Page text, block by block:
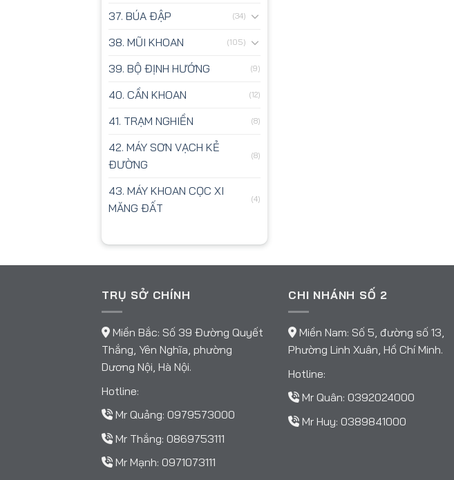
37. BÚA ĐẬP (34)
38. MŨI KHOAN (105)
39. BỘ ĐỊNH HƯỚNG (9)
40. CẦN KHOAN (12)
41. TRẠM NGHIỀN (8)
42. MÁY SƠN VẠCH KẺ
ĐƯỜNG
(8)
43. MÁY KHOAN CỌC XI
MĂNG ĐẤT
(4)
TRỤ SỞ CHÍNH
Miền Bắc: Số 39 Đường Quyết
Thắng, Yên Nghĩa, phường
Dương Nội, Hà Nội.
Hotline:
Mr Quảng: 0979573000
Mr Thắng: 0869753111
Mr Mạnh: 0971073111
CHI NHÁNH SỐ 2
Miền Nam: Số 5, đường số 13,
Phường Linh Xuân, Hồ Chí Minh.
Hotline:
Mr Quân: 0392024000
Mr Huy: 0389841000